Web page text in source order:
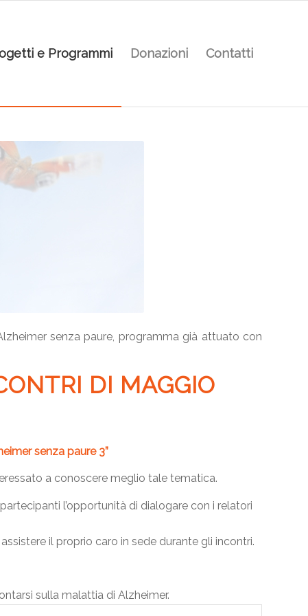
e Programmi Donazioni Contatti
senza paure, programma già attuato con
DI MAGGIO
senza paure 3”
a conoscere meglio tale tematica.
l’opportunità di dialogare con i relatori
il proprio caro in sede durante gli incontri.
sulla malattia di Alzheimer.